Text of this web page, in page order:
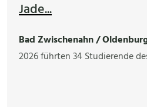
Jade...
Bad Zwischenahn /
2026 führten 34 Studierende